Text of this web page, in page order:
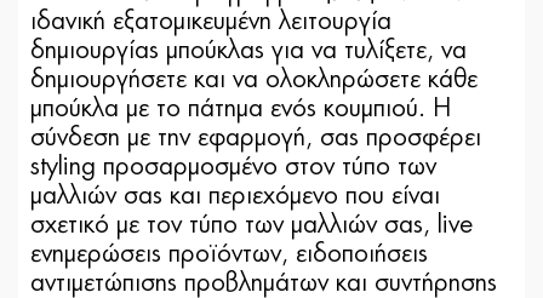
ιδανική εξατομικευμένη λειτουργία
δημιουργίας μπούκλας για να τυλίξετε, να
δημιουργήσετε και να ολοκληρώσετε κάθε
μπούκλα με το πάτημα ενός κουμπιού. Η
σύνδεση με την εφαρμογή, σας προσφέρει
styling προσαρμοσμένο στον τύπο των
μαλλιών σας και περιεχόμενο που είναι
σχετικό με τον τύπο των μαλλιών σας, live
ενημερώσεις προϊόντων, ειδοποιήσεις
αντιμετώπισης προβλημάτων και συντήρησης